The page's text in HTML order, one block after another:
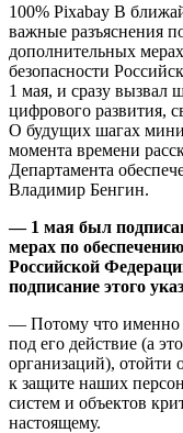
100% Pixabay В
важные разъяснения
дополнительных
безопасности
1 мая, и сразу вызвал
цифрового развития,
О будущих шагах
момента времени
Департамента
Владимир Бенгин.
— 1 мая был
мерах по
Российской
подписание этого
— Потому что именно
под его действие (а
организаций), отойти
к защите наших
систем и объектов
настоящему.